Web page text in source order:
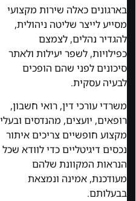
בארגונים כאלה שירות מקצועי
מסייע לייצר שליטה ניהולית,
להגדיר נהלים, לצמצם
כפילויות, לשפר יעילות ולאתר
סיכונים לפני שהם הופכים
לבעיה עסקית.
משרדי עורכי דין, רואי חשבון,
רופאים, יועצים, מהנדסים ובעלי
מקצוע חופשיים צריכים איתור
נכסים דיגיטליים כדי לוודא שכל
הנראות המקוונת שלהם
מעודכנת, אמינה ונמצאת
בבעלותם.